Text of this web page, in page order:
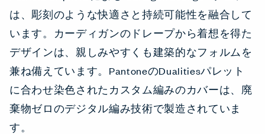
は、彫刻のような快適さと持続可能性を融合して
います。カーディガンのドレープから着想を得た
デザインは、親しみやすくも建築的なフォルムを
兼ね備えています。PantoneのDualitiesパレット
に合わせ染色されたカスタム編みのカバーは、廃
棄物ゼロのデジタル編み技術で製造されていま
す。